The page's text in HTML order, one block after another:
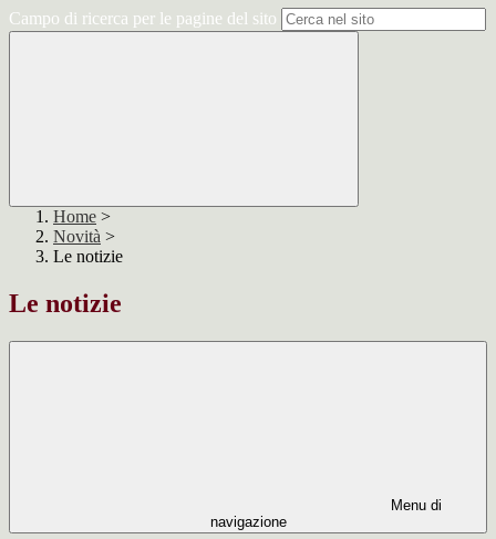
Campo di ricerca per le pagine del sito
Home >
Novità >
Le notizie
Le notizie
Menu di
navigazione